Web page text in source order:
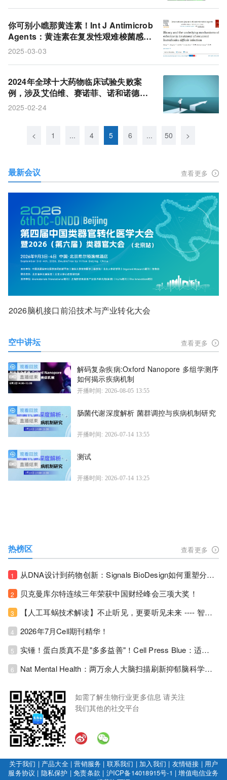
你可别小瞧那黄连素！Int J Antimicrob
Agents：黄连素在复发性艰难梭菌感染
治疗中成效显著，通过调节肠道菌群、
2025-03-03
2024年全球十大药物临床试验失败案
例，涉及艾伯维、赛诺菲、诺和诺德、
GSK等等
2025-02-24
< 1 ... 4 5 6 ... 50 >
最新会议 查看更多
2026脑机接口前沿技术与产业转化大会
空中讲坛 查看更多
解码复杂疾病:Oxford Nanopore 多组学测序
如何揭示疾病机制
开播时间: 2026-08-05 13:55
肠菌代谢深度解析 菌群调控与疾病机制研究
开播时间: 2026-07-14 13:55
测试
开播时间: 2026-07-14 13:25
热榜区 查看更多
1 从DNA设计到药物创新：Signals BioDesign如何重塑分子生物学研发生态！
2 贝克曼库尔特连续三年荣获中国财经峰会三项大奖！
3 【人工耳蜗技术解读】不止听见，更要听见未来 ---- 智能耳蜗，开启人工耳蜗技术新纪元！
4 2026年7月Cell期刊精华！
5 实锤！蛋白质真不是"多多益善"！Cell Press Blue：适度限蛋白，反而拉长健康寿命！
6 Nat Mental Health：两万余人大脑扫描刷新抑郁脑科学认知！抑郁不只是情绪病，视觉、运动脑区同步受损！
如需了解生物行业更多信息 请关注
我们其他的社交平台
关于我们 | 产品大全|营销服务 | 联系我们 | 加入我们 | 友情链接 | 用户
服务协议 | 隐私保护 |免责条款 | 沪ICP备14018915号-1 |增值电信业务